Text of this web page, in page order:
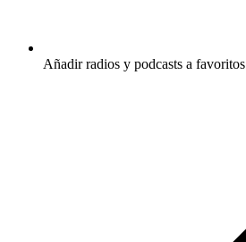
Añadir radios y podcasts a favoritos